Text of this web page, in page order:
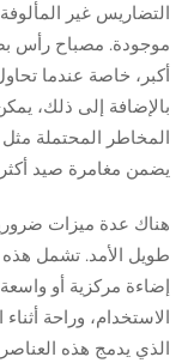
التضاريس غير
موجودة. مصباح رأس
أكبر، خاصة عندما
بالإضافة إلى ذلك،
المخاطر المحتملة
يضمن مغامرة صيد أكثر
هناك عدة ميزات
طويل الأمد. تشمل هذه
إضاءة مركزية أو
الاستخدام، وراحة
الذي يدمج هذه